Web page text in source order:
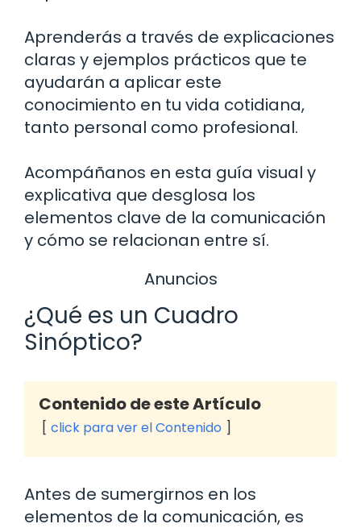
Aprenderás a través de explicaciones
claras y ejemplos prácticos que te
ayudarán a aplicar este
conocimiento en tu vida cotidiana,
tanto personal como profesional.
Acompáñanos en esta guía visual y
explicativa que desglosa los
elementos clave de la comunicación
y cómo se relacionan entre sí.
Anuncios
¿Qué es un Cuadro
Sinóptico?
Contenido de este Artículo
click para ver el Contenido
Antes de sumergirnos en los
elementos de la comunicación, es